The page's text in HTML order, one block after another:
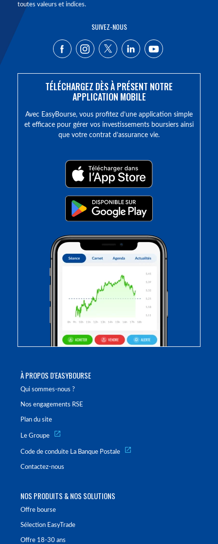
À PROPOS D'EASYBOURSE
Qui sommes-nous ?
Nos engagements RSE
Plan du site
Le Groupe
Code de conduite La Banque Postale
Contactez-nous
NOS PRODUITS & NOS SOLUTIONS
Offre bourse
Sélection EasyTrade
Offre 18-30 ans
toutes valeurs et indices.
SUIVEZ-NOUS
TÉLÉCHARGEZ DÈS À PRÉSENT NOTRE
APPLICATION MOBILE
Avec EasyBourse, vous profitez d’une application simple
et efficace pour gérer vos investissements boursiers ainsi
que votre contrat d’assurance vie.